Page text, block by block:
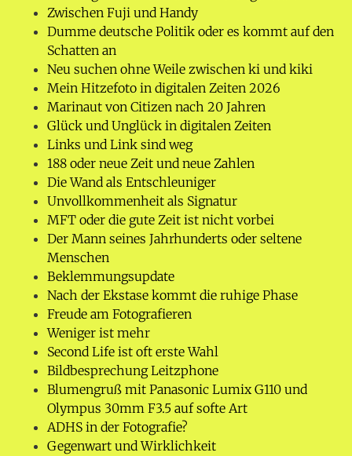
Zwischen Fuji und Handy
Dumme deutsche Politik oder es kommt auf den
Schatten an
Neu suchen ohne Weile zwischen ki und kiki
Mein Hitzefoto in digitalen Zeiten 2026
Marinaut von Citizen nach 20 Jahren
Glück und Unglück in digitalen Zeiten
Links und Link sind weg
188 oder neue Zeit und neue Zahlen
Die Wand als Entschleuniger
Unvollkommenheit als Signatur
MFT oder die gute Zeit ist nicht vorbei
Der Mann seines Jahrhunderts oder seltene
Menschen
Beklemmungsupdate
Nach der Ekstase kommt die ruhige Phase
Freude am Fotografieren
Weniger ist mehr
Second Life ist oft erste Wahl
Bildbesprechung Leitzphone
Blumengruß mit Panasonic Lumix G110 und
Olympus 30mm F3.5 auf softe Art
ADHS in der Fotografie?
Gegenwart und Wirklichkeit